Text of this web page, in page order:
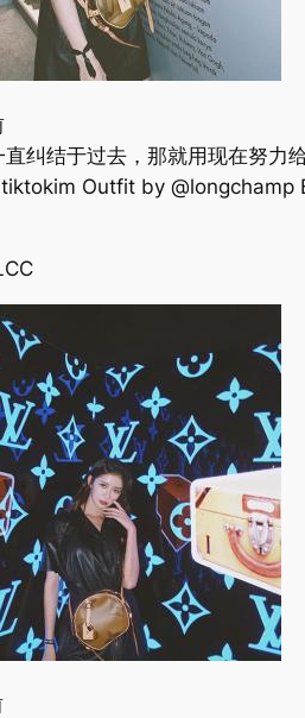
直纠结于过去，那就用现在努
Outfit by @longchamp